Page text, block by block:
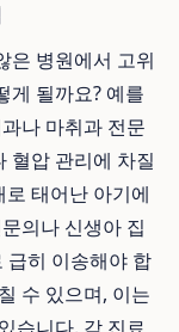
은 병원에서 고위
게 될까요? 예를
나 마취과 전문
혈압 관리에 차질
태어난 아기에
의나 신생아 집
급히 이송해야 합
수 있으며, 이는